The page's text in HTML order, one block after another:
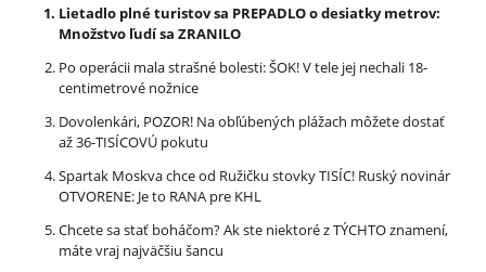
Lietadlo plné turistov sa PREPADLO o desiatky metrov:
Množstvo ľudí sa ZRANILO
Po operácii mala strašné bolesti: ŠOK! V tele jej nechali 18-
centimetrové nožnice
Dovolenkári, POZOR! Na obľúbených plážach môžete dostať
až 36-TISÍCOVÚ pokutu
Spartak Moskva chce od Ružičku stovky TISÍC! Ruský novinár
OTVORENE: Je to RANA pre KHL
Chcete sa stať boháčom? Ak ste niektoré z TÝCHTO znamení,
máte vraj najväčšiu šancu